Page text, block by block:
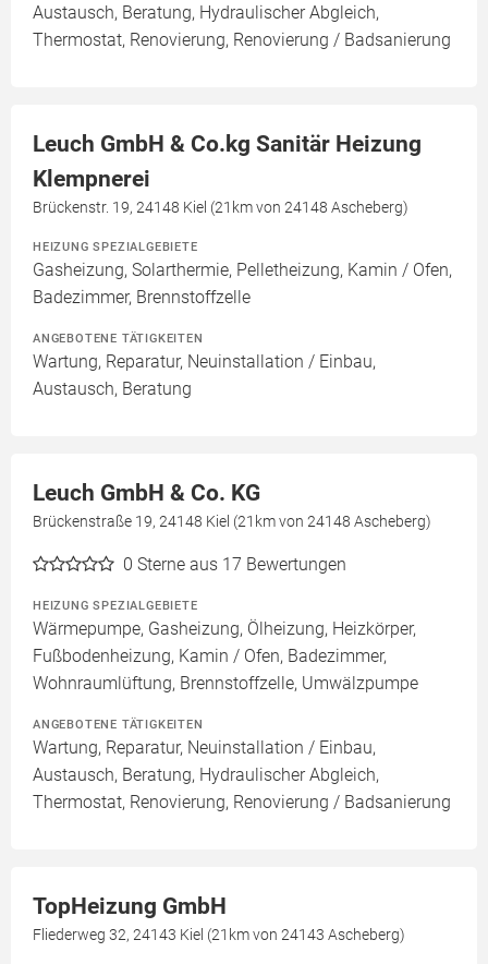
Austausch, Beratung, Hydraulischer Abgleich,
Thermostat, Renovierung, Renovierung / Badsanierung
Leuch GmbH & Co.kg Sanitär Heizung
Klempnerei
Brückenstr. 19, 24148 Kiel (21km von 24148 Ascheberg)
HEIZUNG SPEZIALGEBIETE
Gasheizung, Solarthermie, Pelletheizung, Kamin / Ofen,
Badezimmer, Brennstoffzelle
ANGEBOTENE TÄTIGKEITEN
Wartung, Reparatur, Neuinstallation / Einbau,
Austausch, Beratung
Leuch GmbH & Co. KG
Brückenstraße 19, 24148 Kiel (21km von 24148 Ascheberg)
0 Sterne aus 17 Bewertungen
HEIZUNG SPEZIALGEBIETE
Wärmepumpe, Gasheizung, Ölheizung, Heizkörper,
Fußbodenheizung, Kamin / Ofen, Badezimmer,
Wohnraumlüftung, Brennstoffzelle, Umwälzpumpe
ANGEBOTENE TÄTIGKEITEN
Wartung, Reparatur, Neuinstallation / Einbau,
Austausch, Beratung, Hydraulischer Abgleich,
Thermostat, Renovierung, Renovierung / Badsanierung
TopHeizung GmbH
Fliederweg 32, 24143 Kiel (21km von 24143 Ascheberg)